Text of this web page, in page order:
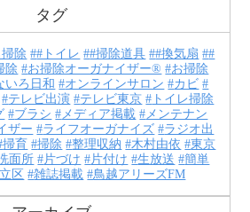
タグ
除 #トイレ #掃除道具 #換気扇
#
除 お掃除オーガナイザー®
お掃除
いろ日和 オンラインサロン
カビ
テレビ出演 テレビ東京
トイレ掃除
ブラシ メディア掲載
メンテナン
ザー ライフオーガナイズ
ラジオ出
掃育 掃除 整理収納 木村由依
東京
面所 片づけ 片付け 生放送
簡単
区 雑誌掲載 鳥越アリーズFM